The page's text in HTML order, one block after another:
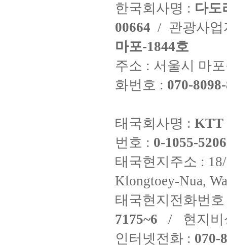
한국회사명 : 다도
00664 / 관광사
마포-1844호
주소 : 서울시 마
화번호 : 070-
태국회사명 : KTT
번호 : 0-1055-
태국현지주소 :
Klongtoey-Nua,
태국현지전화번
7175~6 / 현지비
인터넷전화 : 070-